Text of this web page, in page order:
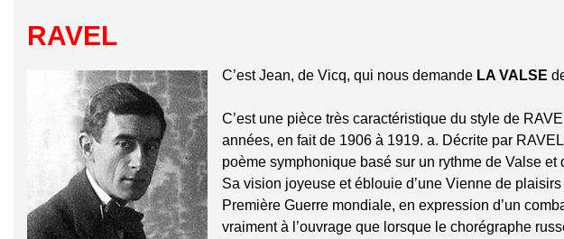
RAVEL
C’est Jean, de Vicq, qui nous demande LA VALSE
C’est une pièce très caractéristique du style de
années, en fait de 1906 à 1919. a. Décrite par
poème symphonique basé sur un rythme de Valse et
Sa vision joyeuse et éblouie d’une Vienne de
Première Guerre mondiale, en expression d’un
vraiment à l’ouvrage que lorsque le chorégraphe